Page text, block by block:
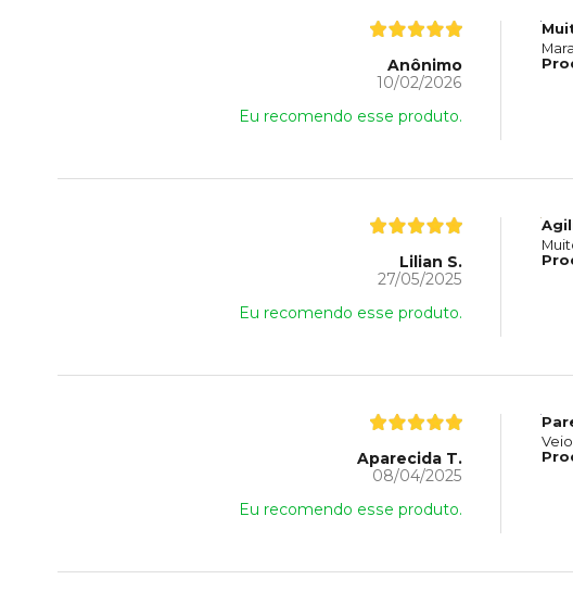
Anônimo
10/02/2026
Eu recomendo esse produto.
Lilian S.
27/05/2025
Eu recomendo esse produto.
Aparecida T.
08/04/2025
Eu recomendo esse produto.